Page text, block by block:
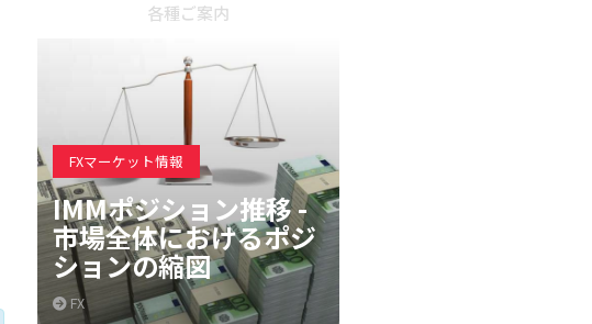
各種ご案内
FXマーケット情報
IMMポジション推移 -
市場全体におけるポジ
ションの縮図
FX